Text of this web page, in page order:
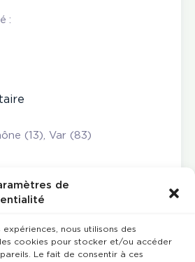
de
nous utilisons des
cookies pour stocker et/ou accéder
Le fait de consentir à ces
:
(13), Var (83)